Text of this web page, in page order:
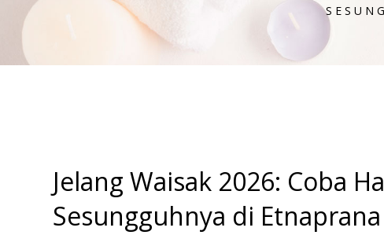
Jelang Waisak 2026: Coba
Sesungguhnya di